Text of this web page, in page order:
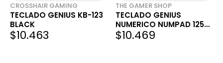
CROSSHAIR GAMING
TECLADO GENIUS KB-123
BLACK
$10.463
THE GAMER SHOP
TECLADO GENIUS
NUMERICO NUMPAD 125
USB-C BLACK
$10.469